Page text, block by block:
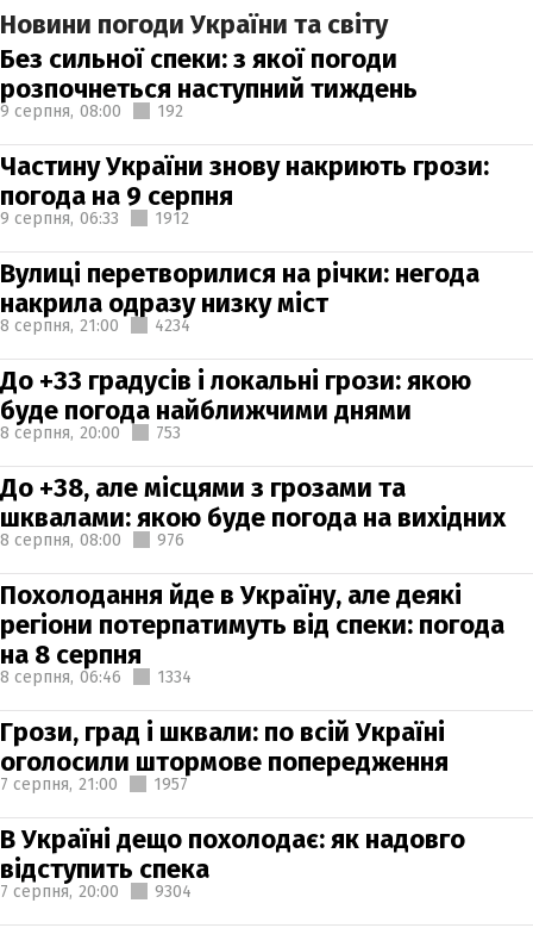
Новини погоди України та світу
Без сильної спеки: з якої погоди
розпочнеться наступний тиждень
9 серпня, 08:00 192
Частину України знову накриють грози:
погода на 9 серпня
9 серпня, 06:33 1912
Вулиці перетворилися на річки: негода
накрила одразу низку міст
8 серпня, 21:00 4234
До +33 градусів і локальні грози: якою
буде погода найближчими днями
8 серпня, 20:00 753
До +38, але місцями з грозами та
шквалами: якою буде погода на вихідних
8 серпня, 08:00 976
Похолодання йде в Україну, але деякі
регіони потерпатимуть від спеки: погода
на 8 серпня
8 серпня, 06:46 1334
Грози, град і шквали: по всій Україні
оголосили штормове попередження
7 серпня, 21:00 1957
В Україні дещо похолодає: як надовго
відступить спека
7 серпня, 20:00 9304